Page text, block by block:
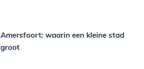
Amersfoort: waarin een kleine stad
groot